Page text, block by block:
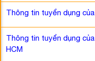
Thông tin tuyển dụng
Thông tin tuyển dụng
HCM